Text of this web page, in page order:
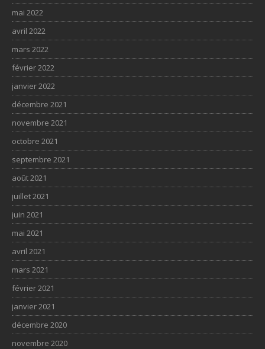
mai 2022
avril 2022
mars 2022
février 2022
janvier 2022
décembre 2021
novembre 2021
octobre 2021
septembre 2021
août 2021
juillet 2021
juin 2021
mai 2021
avril 2021
mars 2021
février 2021
janvier 2021
décembre 2020
novembre 2020